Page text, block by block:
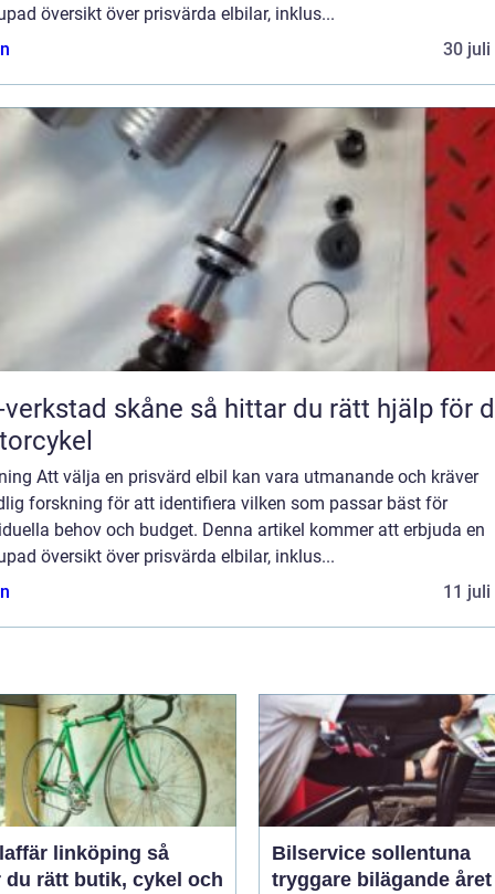
översikt över prisvärda elbilar, inklus...
30 juli
skåne så hittar du rätt hjälp för din
Att välja en prisvärd elbil kan vara utmanande och kräver
forskning för att identifiera vilken som passar bäst för
behov och budget. Denna artikel kommer att erbjuda en
översikt över prisvärda elbilar, inklus...
11 juli
linköping så
du rätt butik, cykel och
Bilservice sollentuna
tryggare bilägande